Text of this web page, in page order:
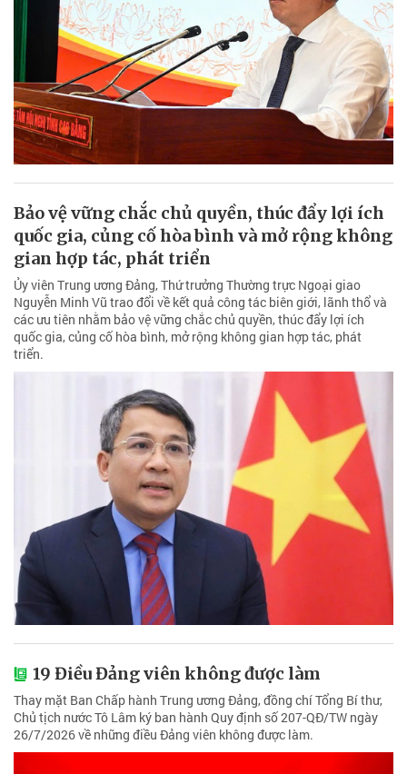
Bảo vệ vững chắc chủ quyền, thúc đẩy lợi ích
quốc gia, củng cố hòa bình và mở rộng không
gian hợp tác, phát triển
Ủy viên Trung ương Đảng, Thứ trưởng Thường trực Ngoại giao
Nguyễn Minh Vũ trao đổi về kết quả công tác biên giới, lãnh thổ và
các ưu tiên nhằm bảo vệ vững chắc chủ quyền, thúc đẩy lợi ích
quốc gia, củng cố hòa bình, mở rộng không gian hợp tác, phát
triển.
19 Điều Đảng viên không được làm
Thay mặt Ban Chấp hành Trung ương Đảng, đồng chí Tổng Bí thư,
Chủ tịch nước Tô Lâm ký ban hành Quy định số 207-QĐ/TW ngày
26/7/2026 về những điều Đảng viên không được làm.